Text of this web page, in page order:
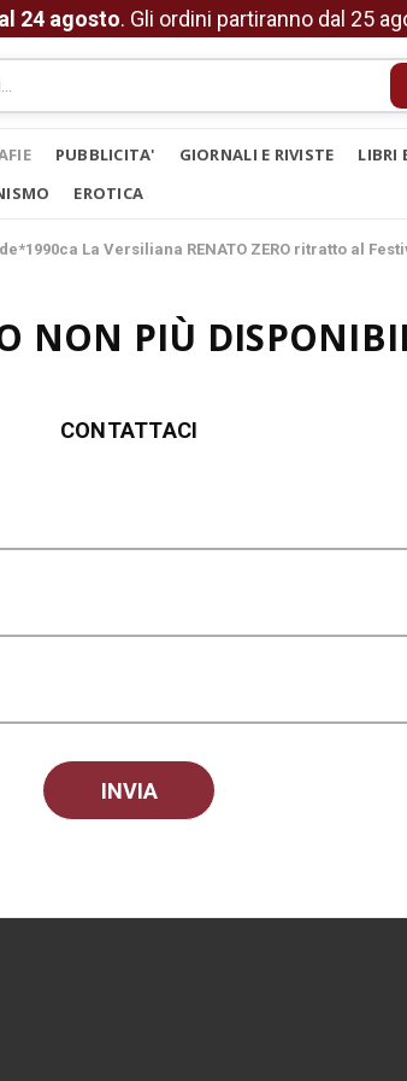
24 agosto. Gli ordini partiranno dal 25
PUBBLICITA' GIORNALI E RIVISTE LIBRI
EROTICA
La Versiliana RENATO ZERO ritratto al
NON PIÙ
CONTATTACI